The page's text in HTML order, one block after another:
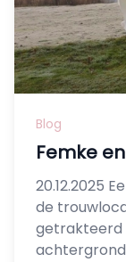
Blog
Femke
20.12.2025
de
getrakteerd